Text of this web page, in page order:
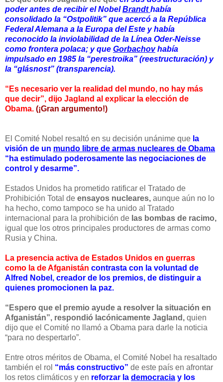
poder antes de recibir el NobelBrandthabía
consolidado la “Ostpolitik” que acercó a la República
Federal Alemana a la Europa del Este y había
reconocido la inviolabilidad de la Línea Oder-Neisse
como frontera polaca; y que Gorbachovhabía
impulsado en 1985 la “perestroika” (reestructuración) y
la “glásnost” (transparencia).
“Es necesario ver la realidad del mundo, no hay más
que decir”, dijo Jagland al explicar la elección de
Obama. (¡Gran argumento!)
El Comité Nobel resaltó en su decisión unánime que la
visión de un mundo libre de armas nucleares de Obama
“ha estimulado poderosamente las negociaciones de
control y desarme”.
Estados Unidos ha prometido ratificar el Tratado de
Prohibición Total de ensayos nucleares, aunque aún no lo
ha hecho, como tampoco se ha unido al Tratado
internacional para la prohibición de las bombas de racimo,
igual que los otros principales productores de armas como
Rusia y China.
La presencia activa de Estados Unidos en guerras
como la de Afganistán contrasta con la voluntad de
Alfred Nobel, creador de los premios, de distinguir a
quienes promocionen la paz.
“Espero que el premio ayude a resolver la situación en
Afganistán”, respondió lacónicamente Jagland, quien
dijo que el Comité no llamó a Obama para darle la noticia
“para no despertarlo”.
Entre otros méritos de Obama, el Comité Nobel ha resaltado
también el rol “más constructivo” de este país en afrontar
los retos climáticos y en reforzar la democracia y los